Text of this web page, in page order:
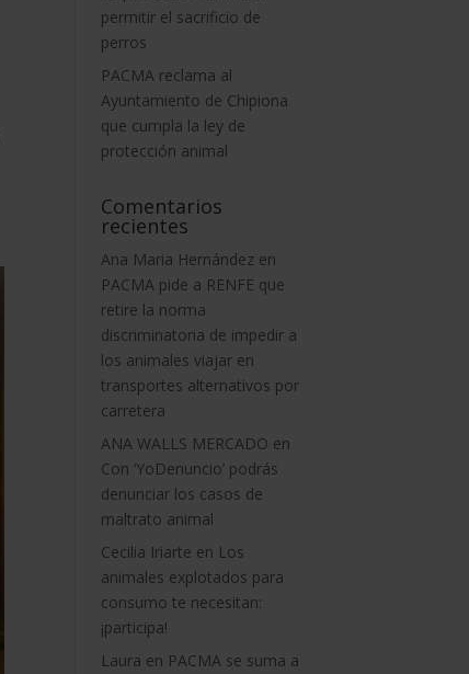
permitir el sacrificio de
perros
PACMA reclama al
Ayuntamiento de Chipiona
que cumpla la ley de
protección animal
Comentarios
recientes
Ana Maria Hernández en
PACMA pide a RENFE que
retire la norma
discriminatoria de impedir a
los animales viajar en
transportes alternativos por
carretera
ANA WALLS MERCADO en
Con ‘YoDenuncio’ podrás
denunciar los casos de
maltrato animal
Cecilia Iriarte en Los
animales explotados para
consumo te necesitan:
¡participa!
Laura en PACMA se suma a